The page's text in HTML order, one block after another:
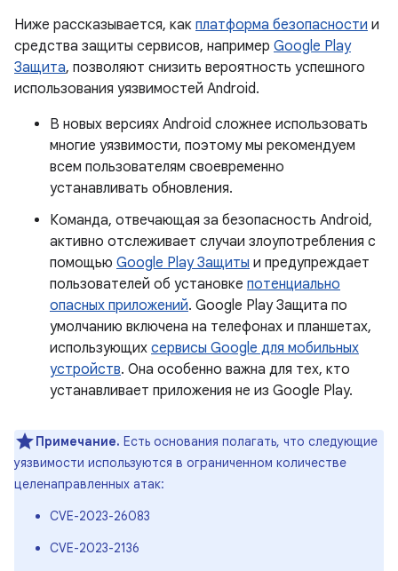
Ниже рассказывается, как платформа безопасности и
средства защиты сервисов, например Google Play
Защита, позволяют снизить вероятность успешного
использования уязвимостей Android.
В новых версиях Android сложнее использовать
многие уязвимости, поэтому мы рекомендуем
всем пользователям своевременно
устанавливать обновления.
Команда, отвечающая за безопасность Android,
активно отслеживает случаи злоупотребления с
помощью Google Play Защиты и предупреждает
пользователей об установке потенциально
опасных приложений. Google Play Защита по
умолчанию включена на телефонах и планшетах,
использующих сервисы Google для мобильных
устройств. Она особенно важна для тех, кто
устанавливает приложения не из Google Play.
Примечание. Есть основания полагать, что следующие
уязвимости используются в ограниченном количестве
целенаправленных атак:
CVE-2023-26083
CVE-2023-2136